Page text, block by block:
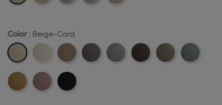
Color : Beige-Cord
Beige-
Cord
Creme-
Cord
Sand-
Anthrazit-Hellgrau-Dunkelbraun-
Khaki-
Mintgreen-
Mustard-Rosa-
Schwarz-